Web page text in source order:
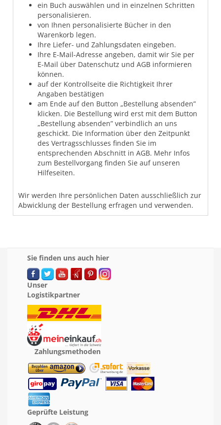
ein Buch auswählen und in einzelnen Schritten
personalisieren.
von Ihnen personalisierte Bücher in den
Warenkorb legen.
Ihre Liefer- und Zahlungsdaten eingeben.
Ihre E-Mail-Adresse angeben, damit wir Sie per
E-Mail über Datenschutz und AGB informieren
können.
auf der Kontrollseite die Richtigkeit Ihrer
Angaben bestätigen
am Ende auf den Button „Bestellung absenden”
klicken. Die Bestellung wird erst mit dem Button
„Bestellung absenden” verbindlich an uns
geschickt. Die Information über den Zeitpunkt
des Vertragsschlusses finden Sie im
entsprechenden Abschnitt in AGB. Mehr Infos
zum Bestellvorgang finden Sie auf unseren
Hilfeseiten.
Wir werden Ihre persönlichen Daten ausschließlich zur
Abwicklung der Bestellung erfragen und verwenden.
Sie finden uns auch hier
Unser
Logistikpartner
Zahlungsmethoden
Geprüfte Leistung